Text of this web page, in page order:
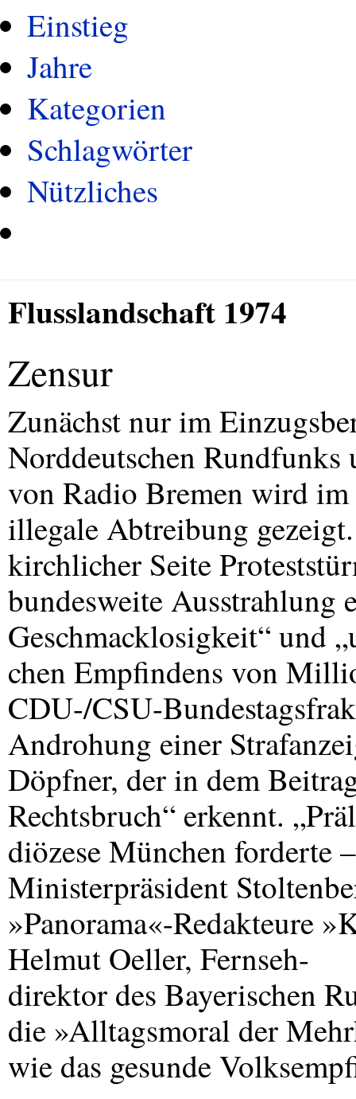
Einstieg
Jahre
Kategorien
Schlagwörter
Nützliches
Flusslandschaft 1974
Zensur
Zunächst nur im
Norddeutschen Rundfunks
von Radio Bremen wird
illegale Abtreibung
kirchlicher Seite
bundesweite
Geschmacklosigkeit“ und
chen Empfindens von
CDU-/CSU-
Androhung einer
Döpfner, der in dem
Rechtsbruch“ erkennt.
diözese München forderte
Ministerpräsident
»Panorama«-Redakteure
Helmut Oeller, Fernseh-
direktor des Bayerischen
die »Alltagsmoral der
wie das gesunde